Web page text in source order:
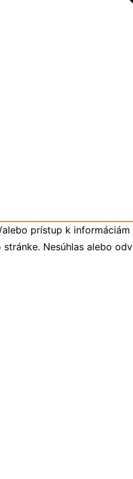
prístup k
Nesúhlas alebo